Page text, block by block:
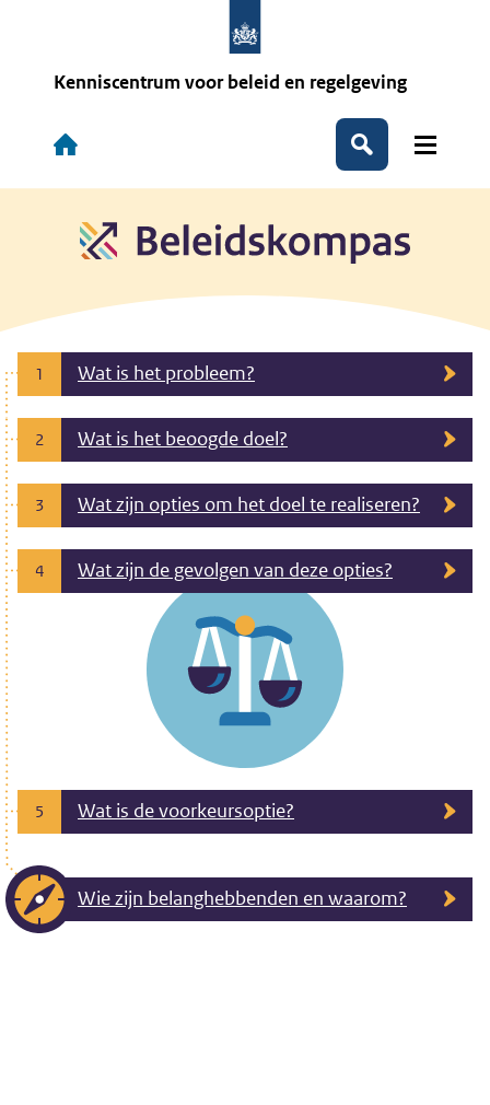
Kenniscentrum voor beleid en regelgeving
Hoofdnavigatie
Zoeken
1 Wat is het probleem?
2 Wat is het beoogde doel?
3 Wat zijn opties om het doel te realiseren?
4 Wat zijn de gevolgen van deze opties?
5 Wat is de voorkeursoptie?
Wie zijn belanghebbenden en waarom?